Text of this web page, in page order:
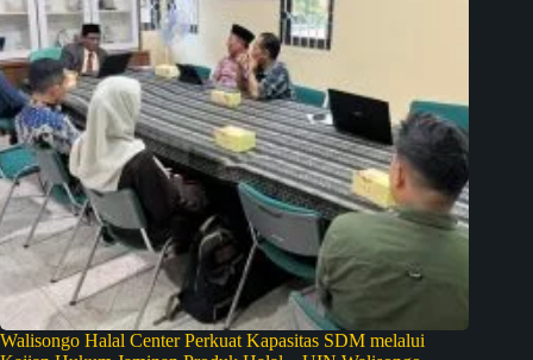
Walisongo Halal Center Perkuat Kapasitas SDM melalui